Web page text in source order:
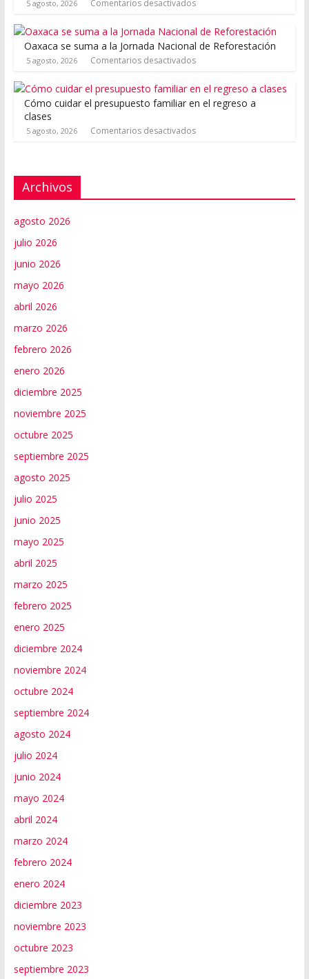
5 agosto, 2026 Comentarios desactivados
Oaxaca se suma a la Jornada Nacional de Reforestación
5 agosto, 2026 Comentarios desactivados
Cómo cuidar el presupuesto familiar en el regreso a
clases
5 agosto, 2026 Comentarios desactivados
Archivos
agosto 2026
julio 2026
junio 2026
mayo 2026
abril 2026
marzo 2026
febrero 2026
enero 2026
diciembre 2025
noviembre 2025
octubre 2025
septiembre 2025
agosto 2025
julio 2025
junio 2025
mayo 2025
abril 2025
marzo 2025
febrero 2025
enero 2025
diciembre 2024
noviembre 2024
octubre 2024
septiembre 2024
agosto 2024
julio 2024
junio 2024
mayo 2024
abril 2024
marzo 2024
febrero 2024
enero 2024
diciembre 2023
noviembre 2023
octubre 2023
septiembre 2023